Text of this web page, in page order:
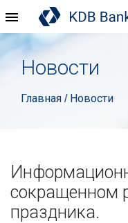
Новости
Главная / Новости
сокращенном
праздника.